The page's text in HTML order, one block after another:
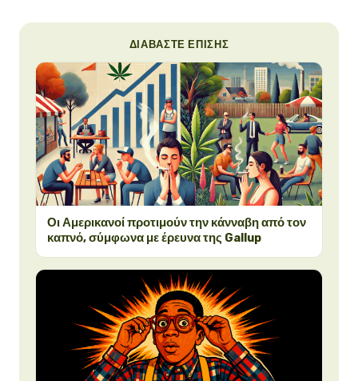
ΔΙΑΒΆΣΤΕ ΕΠΊΣΗΣ
Οι Αμερικανοί προτιμούν την κάνναβη από τον
καπνό, σύμφωνα με έρευνα της Gallup